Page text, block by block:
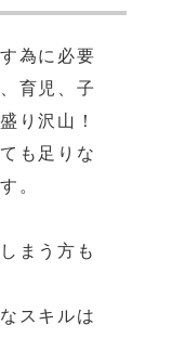
為に必要
育児、子
り沢山！
も足りな
。
まう方も
スキルは